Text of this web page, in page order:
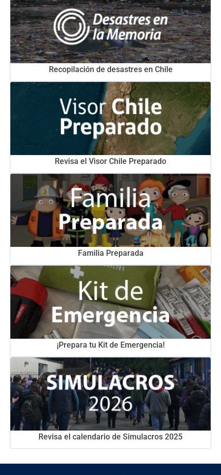
Recopilación de desastres en Chile
Revisa el Visor Chile Preparado
Familia Preparada
¡Prepara tu Kit de Emergencia!
Revisa el calendario de Simulacros 2025